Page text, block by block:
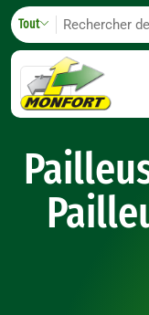
Skip
to
content
S
e
a
Tout